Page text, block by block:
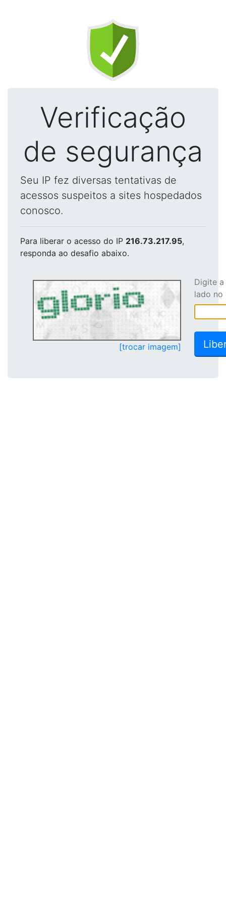
Verificação
de segurança
Seu IP fez diversas tentativas de
acessos suspeitos a sites hospedados
conosco.
Para liberar o acesso do IP 216.73.217.95,
responda ao desafio abaixo.
[trocar imagem]
Digite
lado no